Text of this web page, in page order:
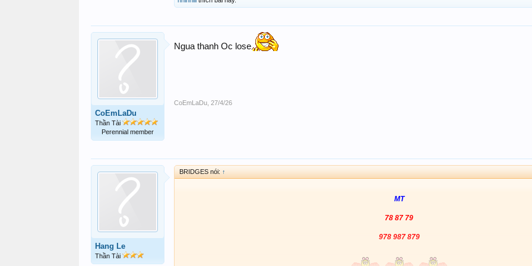
CoEmLaDu
Thần Tài
Perennial member
Ngua thanh Oc lose
CoEmLaDu 27/4/26
Hang Le
Thần Tài
BRIDGES nói: ↑
MT
78 87 79
978 987 879